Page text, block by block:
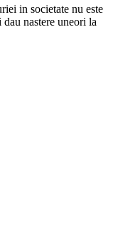
in societate nu este
nastere uneori la